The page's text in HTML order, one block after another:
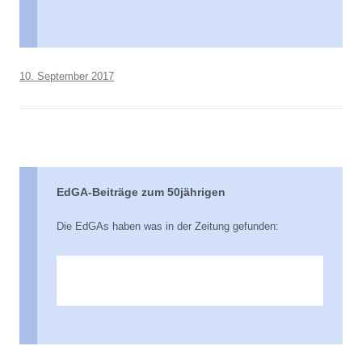
10. September 2017
EdGA-Beiträge zum 50jährigen
Die EdGAs haben was in der Zeitung gefunden: